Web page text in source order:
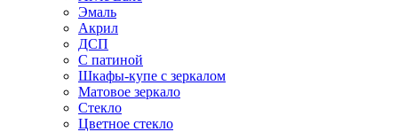
Эмаль
Акрил
ДСП
С патиной
Шкафы-купе с зеркалом
Матовое зеркало
Стекло
Цветное стекло